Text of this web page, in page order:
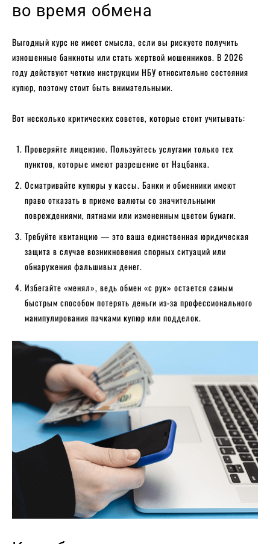
во время обмена
Выгодный курс не имеет смысла, если вы рискуете получить
изношенные банкноты или стать жертвой мошенников. В 2026
году действуют четкие инструкции НБУ относительно состояния
купюр, поэтому стоит быть внимательными.
Вот несколько критических советов, которые стоит учитывать:
Проверяйте лицензию. Пользуйтесь услугами только тех
пунктов, которые имеют разрешение от Нацбанка.
Осматривайте купюры у кассы. Банки и обменники имеют
право отказать в приеме валюты со значительными
повреждениями, пятнами или измененным цветом бумаги.
Требуйте квитанцию — это ваша единственная юридическая
защита в случае возникновения спорных ситуаций или
обнаружения фальшивых денег.
Избегайте «менял», ведь обмен «с рук» остается самым
быстрым способом потерять деньги из-за профессионального
манипулирования пачками купюр или подделок.